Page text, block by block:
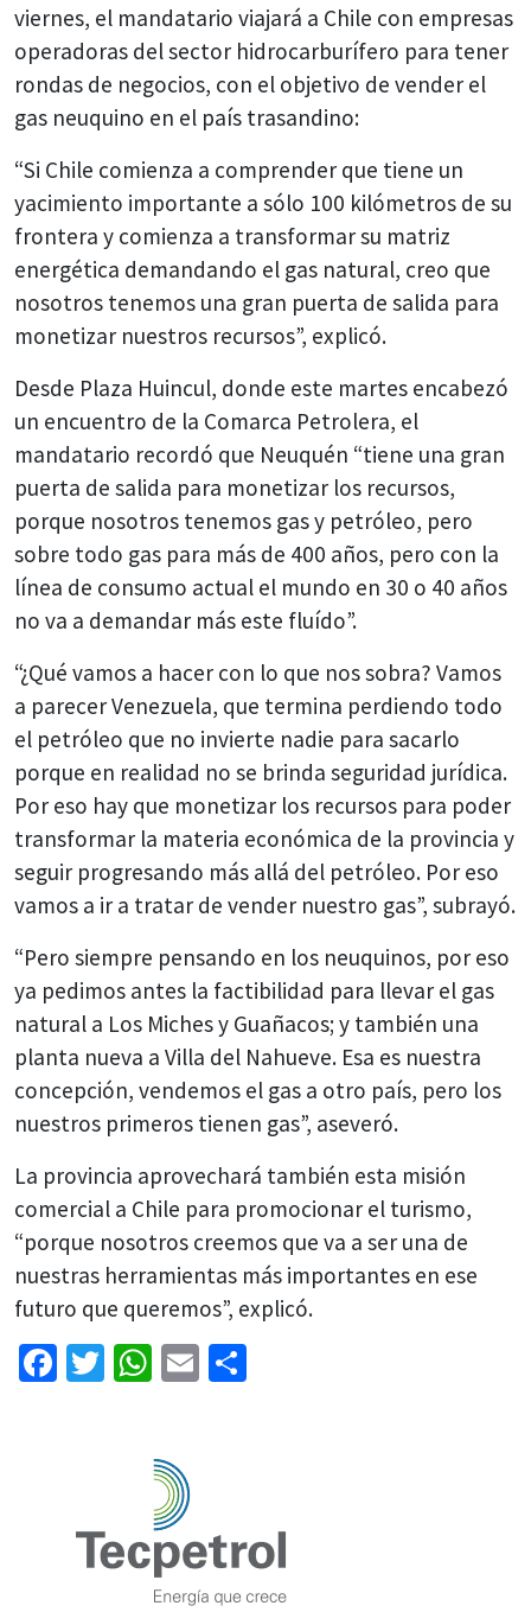
viernes, el mandatario viajará a Chile con empresas
operadoras del sector hidrocarburífero para tener
rondas de negocios, con el objetivo de vender el
gas neuquino en el país trasandino:
“Si Chile comienza a comprender que tiene un
yacimiento importante a sólo 100 kilómetros de su
frontera y comienza a transformar su matriz
energética demandando el gas natural, creo que
nosotros tenemos una gran puerta de salida para
monetizar nuestros recursos”, explicó.
Desde Plaza Huincul, donde este martes encabezó
un encuentro de la Comarca Petrolera, el
mandatario recordó que Neuquén “tiene una gran
puerta de salida para monetizar los recursos,
porque nosotros tenemos gas y petróleo, pero
sobre todo gas para más de 400 años, pero con la
línea de consumo actual el mundo en 30 o 40 años
no va a demandar más este fluído”.
“¿Qué vamos a hacer con lo que nos sobra? Vamos
a parecer Venezuela, que termina perdiendo todo
el petróleo que no invierte nadie para sacarlo
porque en realidad no se brinda seguridad jurídica.
Por eso hay que monetizar los recursos para poder
transformar la materia económica de la provincia y
seguir progresando más allá del petróleo. Por eso
vamos a ir a tratar de vender nuestro gas”, subrayó.
“Pero siempre pensando en los neuquinos, por eso
ya pedimos antes la factibilidad para llevar el gas
natural a Los Miches y Guañacos; y también una
planta nueva a Villa del Nahueve. Esa es nuestra
concepción, vendemos el gas a otro país, pero los
nuestros primeros tienen gas”, aseveró.
La provincia aprovechará también esta misión
comercial a Chile para promocionar el turismo,
“porque nosotros creemos que va a ser una de
nuestras herramientas más importantes en ese
futuro que queremos”, explicó.
Facebook
Twitter
WhatsApp
Email